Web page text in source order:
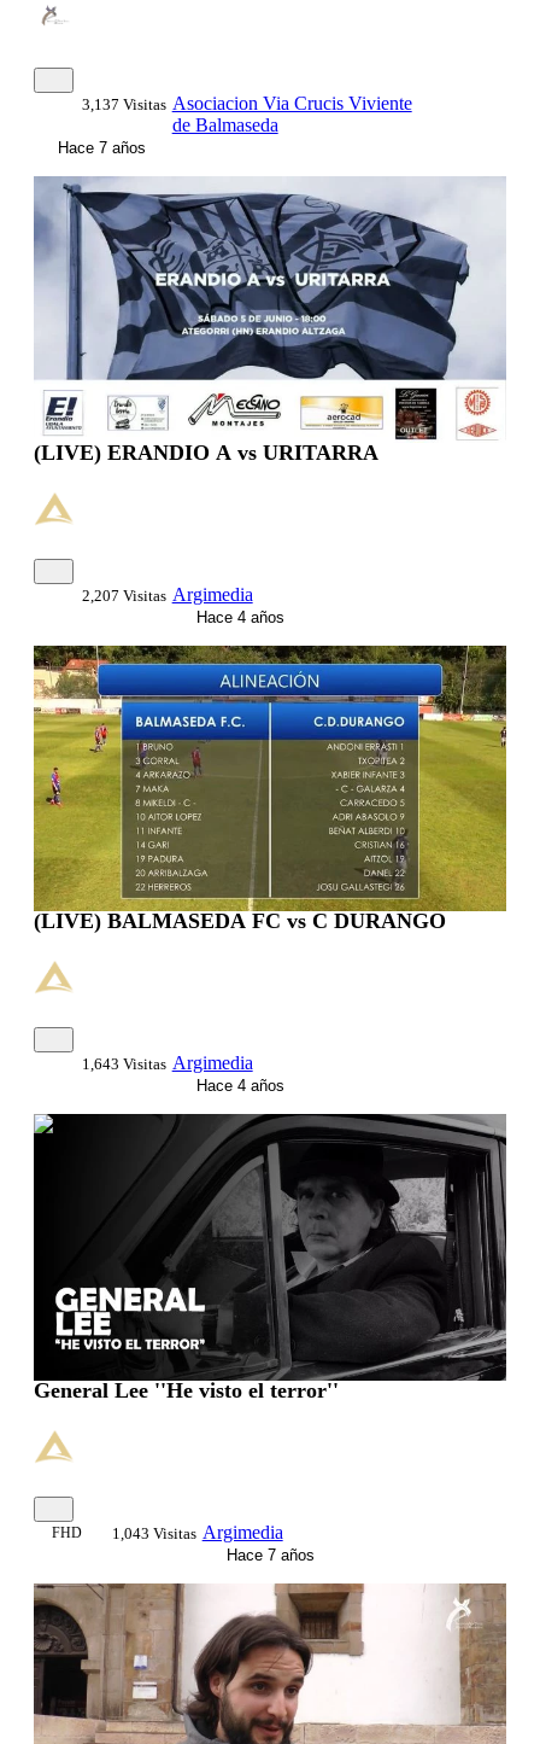
3,137 Visitas Asociacion Via Crucis Viviente
de Balmaseda
Hace 7 años
(LIVE) ERANDIO A vs URITARRA
2,207 Visitas Argimedia
Hace 4 años
(LIVE) BALMASEDA FC vs C DURANGO
1,643 Visitas Argimedia
Hace 4 años
0:03:35
General Lee ''He visto el terror''
FHD 1,043 Visitas Argimedia
Hace 7 años